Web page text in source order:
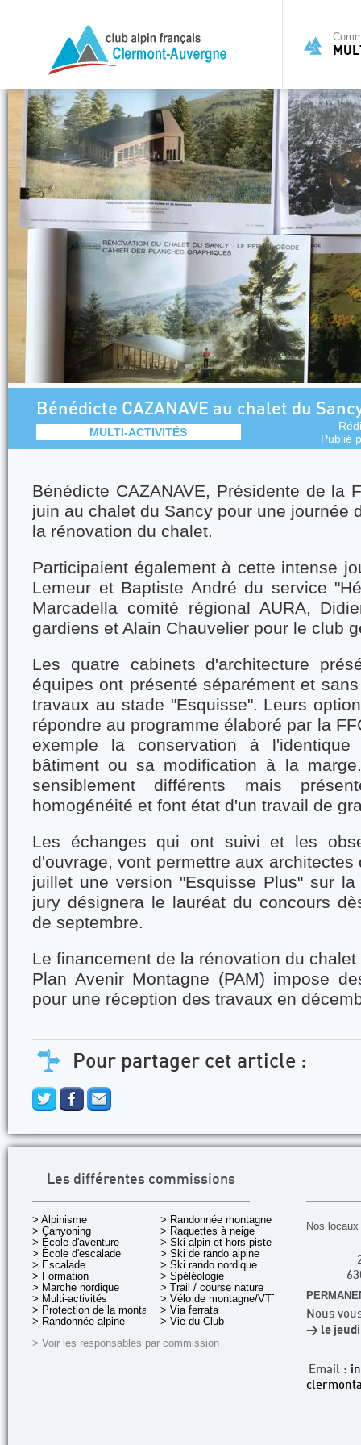
Bénédicte CAZANAVE au chalet du
MULTI-ACTIVITÉS
Publié
Bénédicte CAZANAVE, Présidente de la
juin au chalet du Sancy pour une journée
la rénovation du chalet.
Participaient également à cette intense
Lemeur et Baptiste André du service
Marcadella comité régional AURA,
gardiens et Alain Chauvelier pour le club
Les quatre cabinets d'architecture
équipes ont présenté séparément et
travaux au stade "Esquisse". Leurs
répondre au programme élaboré par la
exemple la conservation à
bâtiment ou sa modification à la
sensiblement différents mais
homogénéité et font état d'un travail de
Les échanges qui ont suivi et les
d'ouvrage, vont permettre aux
juillet une version "Esquisse Plus" sur
jury désignera le lauréat du concours
de septembre.
Le financement de la rénovation du
Plan Avenir Montagne (PAM) impose
pour une réception des travaux en
Pour partager cet article :
Les différentes commissions
> Alpinisme
> Canyoning
> École d'aventure
> École d'escalade
> Escalade
> Formation
> Marche nordique
> Multi-activités
> Protection de la montagne
> Randonnée alpine
> Randonnée montagne
> Raquettes à neige
> Ski alpin et hors piste
> Ski de rando alpine
> Ski rando nordique
> Spéléologie
> Trail / course nature
> Vélo de montagne/VTT
> Via ferrata
> Vie du Club
> Voir les responsables par commission
Nos
Nous
> le jeudi
Email :